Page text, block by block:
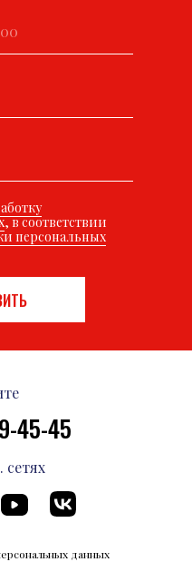
, в соответствии
персональных
45-45
данных
сетях